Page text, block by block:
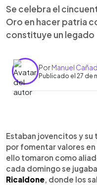
Se celebra el
Oro en hacer patria
constituye un legado
PorManuel
Publicado el 27 de
Escuchar
Estaban jovencitos y
por fomentar valores
ello tomaron como
cada domingo se
Ricaldone, donde los